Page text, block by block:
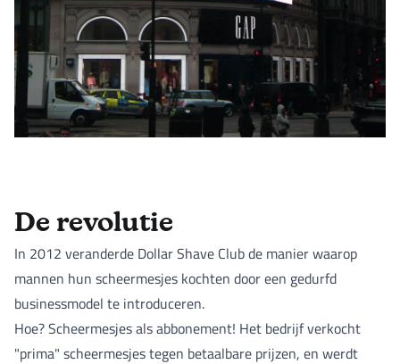
De revolutie
In 2012 veranderde Dollar Shave Club de manier waarop
mannen hun scheermesjes kochten door een gedurfd
businessmodel te introduceren.
Hoe? Scheermesjes als abbonement! Het bedrijf verkocht
"prima" scheermesjes tegen betaalbare prijzen, en werdt